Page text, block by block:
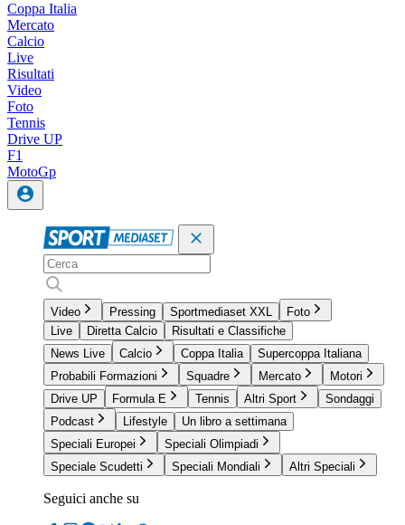
Coppa Italia
Mercato
Calcio
Live
Risultati
Video
Foto
Tennis
Drive UP
F1
MotoGp
Video Pressing Sportmediaset XXL
Foto
Live
Diretta Calcio
Risultati e Classifiche
News Live
Calcio Coppa Italia
Supercoppa Italiana
Probabili Formazioni
Squadre Mercato
Motori
Drive UP
Formula E Tennis Altri Sport
Sondaggi
Podcast
Lifestyle
Un libro a settimana
Speciali Europei
Speciali Olimpiadi
Speciale Scudetti
Speciali Mondiali Altri Speciali
Seguici anche su